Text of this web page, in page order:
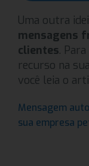
Uma outra
mensagens
clientes.
recurso na
você leia o
Mensagem
sua empresa